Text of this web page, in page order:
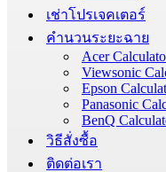
เช่าโปรเจคเตอร์
คำนวนระยะฉาย
Acer
Viewsonic
Epson
Panasonic
BenQ
วิธีสั่งซื้อ
ติดต่อเรา